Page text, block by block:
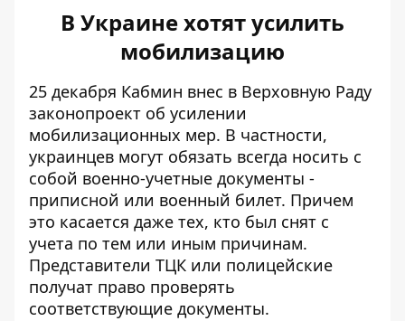
В Украине хотят усилить
мобилизацию
25 декабря Кабмин внес в Верховную Раду
законопроект об усилении
мобилизационных мер. В частности,
украинцев могут обязать всегда носить с
собой военно-учетные документы -
приписной или военный билет. Причем
это касается даже тех, кто был снят с
учета по тем или иным причинам.
Представители ТЦК или полицейские
получат право проверять
соответствующие документы.